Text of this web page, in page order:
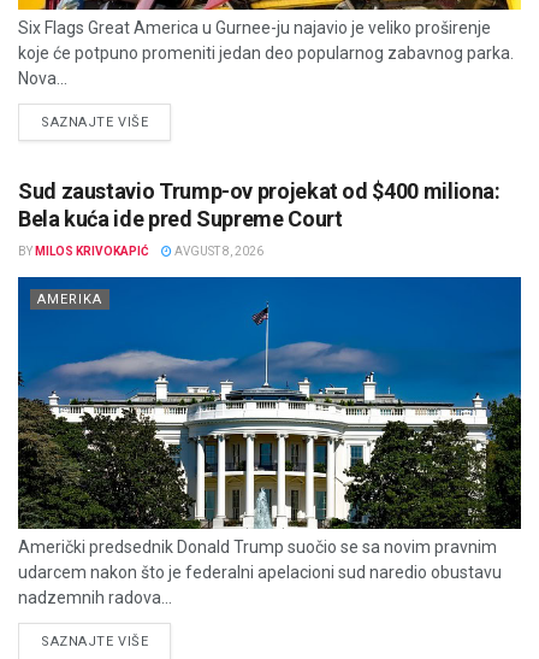
Six Flags Great America u Gurnee-ju najavio je veliko proširenje
koje će potpuno promeniti jedan deo popularnog zabavnog parka.
Nova...
SAZNAJTE VIŠEDETAILS
Sud zaustavio Trump-ov projekat od $400 miliona:
Bela kuća ide pred Supreme Court
BY MILOS KRIVOKAPIĆ AVGUST 8, 2026
AMERIKA
Američki predsednik Donald Trump suočio se sa novim pravnim
udarcem nakon što je federalni apelacioni sud naredio obustavu
nadzemnih radova...
SAZNAJTE VIŠEDETAILS